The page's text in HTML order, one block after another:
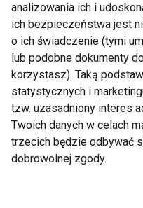
Mrożone jogurtowe
batoniki z owocami –
zdrowy deser bez
cukru, który
pokochasz tego lata
analizowania ich i
ich bezpieczeństwa jest
o ich świadczenie (tymi
lub podobne dokumenty
korzystasz). Taką
statystycznych i
tzw. uzasadniony interes
Twoich danych w celach
trzecich będzie odbywać
dobrowolnej zgody.